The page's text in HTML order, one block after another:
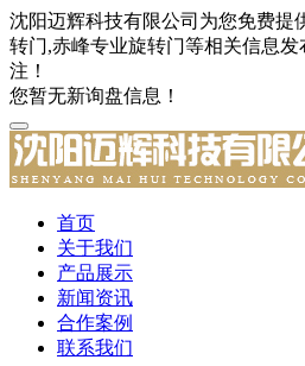
沈阳迈辉科技有限公司为您免费提
转门,赤峰专业旋转门等相关信息
注！
您暂无新询盘信息！
首页
关于我们
产品展示
新闻资讯
合作案例
联系我们